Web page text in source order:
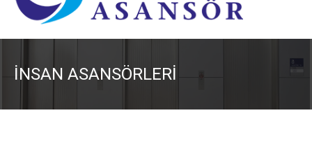
İNSAN ASANSÖRLERI